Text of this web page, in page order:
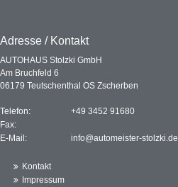
Adresse / Kontakt
AUTOHAUS Stolzki GmbH
Am Bruchfeld 6
06179 Teutschenthal OS Zscherben
Telefon:
+49 3452 91680
Fax:
E-Mail:
info@automeister-stolzki.de
Kontakt
Impressum